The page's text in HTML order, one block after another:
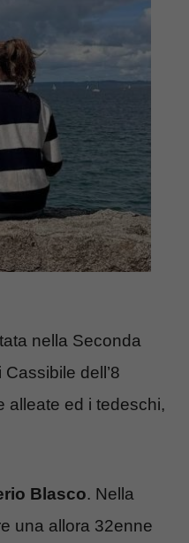
nella Seconda
dell’8
alleate ed i tedeschi,
Blasco. Nella
una allora 32enne